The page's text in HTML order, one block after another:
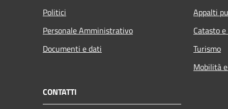
Politici
Personale Amministrativo
Documenti e dati
Appalti
Catasto
Turismo
Mobilità
CONTATTI